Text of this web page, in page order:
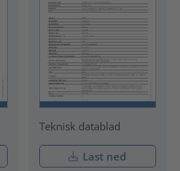
Teknisk datablad
Last ned